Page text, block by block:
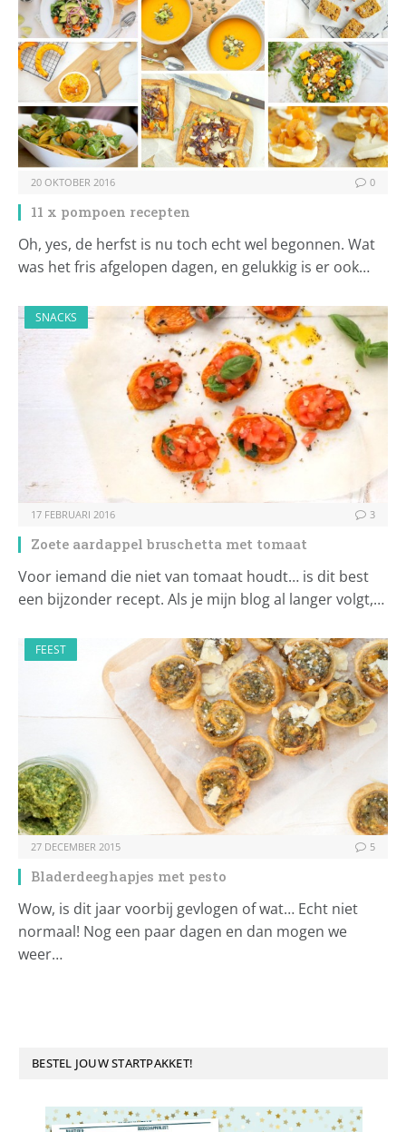
20 OKTOBER 2016 0
11 x pompoen recepten
Oh, yes, de herfst is nu toch echt wel begonnen. Wat
was het fris afgelopen dagen, en gelukkig is er ook…
SNACKS
17 FEBRUARI 2016 3
Zoete aardappel bruschetta met tomaat
Voor iemand die niet van tomaat houdt… is dit best
een bijzonder recept. Als je mijn blog al langer volgt,…
FEEST
27 DECEMBER 2015 5
Bladerdeeghapjes met pesto
Wow, is dit jaar voorbij gevlogen of wat… Echt niet
normaal! Nog een paar dagen en dan mogen we
weer…
BESTEL JOUW STARTPAKKET!